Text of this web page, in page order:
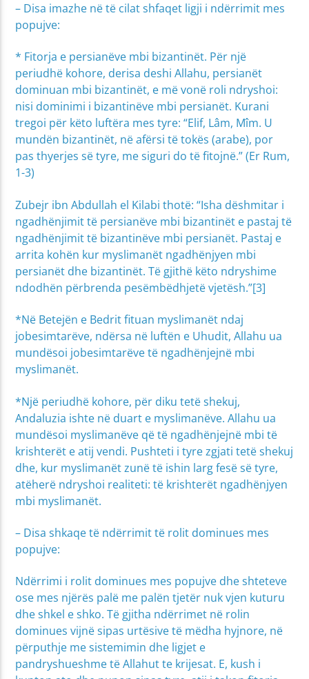
– Disa imazhe në të cilat shfaqet ligji i ndërrimit mes
popujve:
* Fitorja e persianëve mbi bizantinët. Për një
periudhë kohore, derisa deshi Allahu, persianët
dominuan mbi bizantinët, e më vonë roli ndryshoi:
nisi dominimi i bizantinëve mbi persianët. Kurani
tregoi për këto luftëra mes tyre: “Elif, Lâm, Mîm. U
mundën bizantinët, në afërsi të tokës (arabe), por
pas thyerjes së tyre, me siguri do të fitojnë.” (Er Rum,
1-3)
Zubejr ibn Abdullah el Kilabi thotë: “Isha dëshmitar i
ngadhënjimit të persianëve mbi bizantinët e pastaj të
ngadhënjimit të bizantinëve mbi persianët. Pastaj e
arrita kohën kur myslimanët ngadhënjyen mbi
persianët dhe bizantinët. Të gjithë këto ndryshime
ndodhën përbrenda pesëmbëdhjetë vjetësh.”[3]
*Në Betejën e Bedrit fituan myslimanët ndaj
jobesimtarëve, ndërsa në luftën e Uhudit, Allahu ua
mundësoi jobesimtarëve të ngadhënjejnë mbi
myslimanët.
*Një periudhë kohore, për diku tetë shekuj,
Andaluzia ishte në duart e myslimanëve. Allahu ua
mundësoi myslimanëve që të ngadhënjejnë mbi të
krishterët e atij vendi. Pushteti i tyre zgjati tetë shekuj
dhe, kur myslimanët zunë të ishin larg fesë së tyre,
atëherë ndryshoi realiteti: të krishterët ngadhënjyen
mbi myslimanët.
– Disa shkaqe të ndërrimit të rolit dominues mes
popujve:
Ndërrimi i rolit dominues mes popujve dhe shteteve
ose mes njërës palë me palën tjetër nuk vjen kuturu
dhe shkel e shko. Të gjitha ndërrimet në rolin
dominues vijnë sipas urtësive të mëdha hyjnore, në
përputhje me sistemimin dhe ligjet e
pandryshueshme të Allahut te krijesat. E, kush i